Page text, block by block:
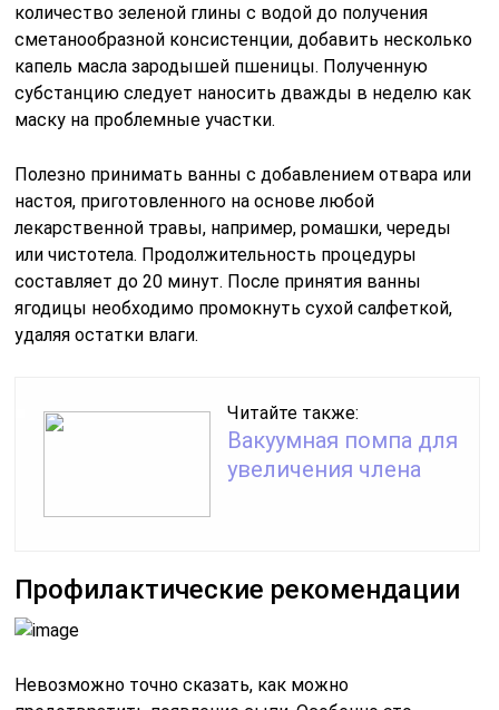
количество зеленой глины с водой до получения
сметанообразной консистенции, добавить несколько
капель масла зародышей пшеницы. Полученную
субстанцию следует наносить дважды в неделю как
маску на проблемные участки.
Полезно принимать ванны с добавлением отвара или
настоя, приготовленного на основе любой
лекарственной травы, например, ромашки, череды
или чистотела. Продолжительность процедуры
составляет до 20 минут. После принятия ванны
ягодицы необходимо промокнуть сухой салфеткой,
удаляя остатки влаги.
Читайте также:
Вакуумная помпа для
увеличения члена
Профилактические рекомендации
Невозможно точно сказать, как можно